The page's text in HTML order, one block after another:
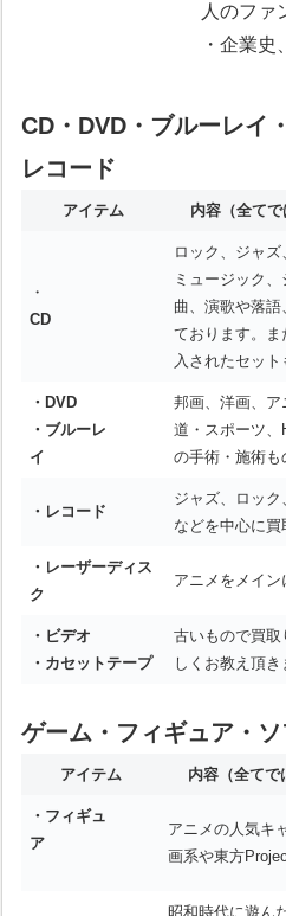
人のファ
・企業史
CD・DVD・ブルーレイ
レコード
アイテム 内容 （全て
・
CD
ロック、ジャ
ミュージック
曲、演歌や落
ております。ま
入されたセット
・DVD
・ブルーレ
イ
邦画、洋画、
道・スポーツ、
の手術・施術も
・レコード
ジャズ、ロッ
などを中心に買
・レーザーディス
ク
アニメをメイン
・ビデオ
・カセットテープ
古いもので買
しくお教え頂き
ゲーム・フィギュア・
アイテム 内容（全てで
・フィギュ
ア
アニメの人気キ
画系や東方
昭和時代に遊ん